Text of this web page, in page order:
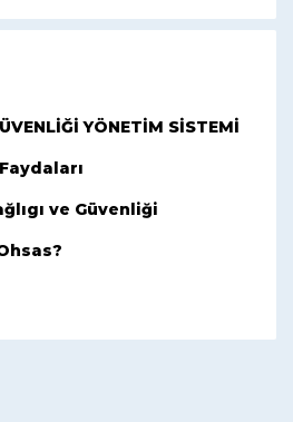
YÖNETİM SİSTEMİ
ve Güvenliği